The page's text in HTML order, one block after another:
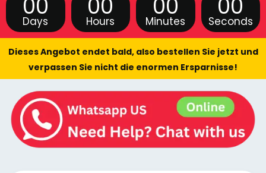
00
Days
00
Hours
00
Minutes
00
Seconds
Dieses Angebot endet bald, also bestellen Sie jetzt und
verpassen Sie nicht die enormen Ersparnisse!